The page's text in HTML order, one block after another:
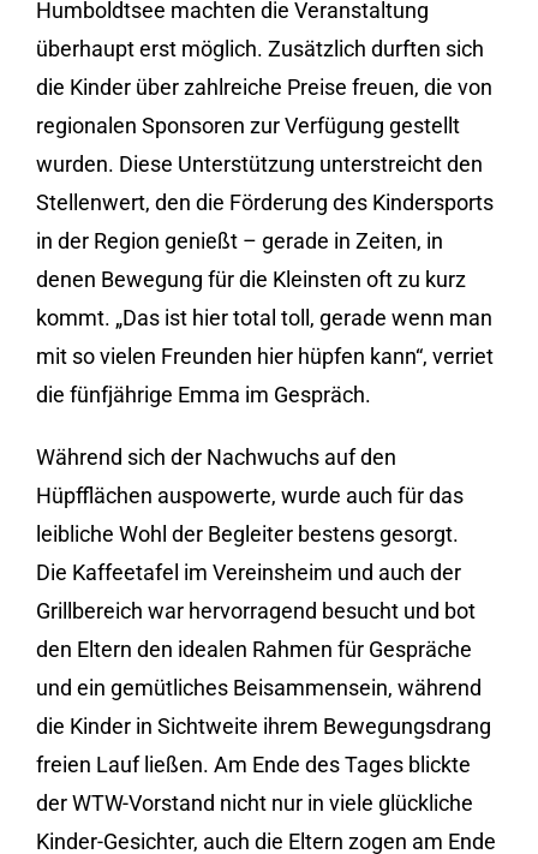
Humboldtsee machten die Veranstaltung
überhaupt erst möglich. Zusätzlich durften sich
die Kinder über zahlreiche Preise freuen, die von
regionalen Sponsoren zur Verfügung gestellt
wurden. Diese Unterstützung unterstreicht den
Stellenwert, den die Förderung des Kindersports
in der Region genießt – gerade in Zeiten, in
denen Bewegung für die Kleinsten oft zu kurz
kommt. „Das ist hier total toll, gerade wenn man
mit so vielen Freunden hier hüpfen kann“, verriet
die fünfjährige Emma im Gespräch.
Während sich der Nachwuchs auf den
Hüpfflächen auspowerte, wurde auch für das
leibliche Wohl der Begleiter bestens gesorgt.
Die Kaffeetafel im Vereinsheim und auch der
Grillbereich war hervorragend besucht und bot
den Eltern den idealen Rahmen für Gespräche
und ein gemütliches Beisammensein, während
die Kinder in Sichtweite ihrem Bewegungsdrang
freien Lauf ließen. Am Ende des Tages blickte
der WTW-Vorstand nicht nur in viele glückliche
Kinder-Gesichter, auch die Eltern zogen am Ende